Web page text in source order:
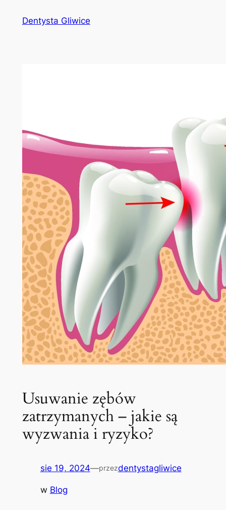
Dentysta Gliwice
Usuwanie zębów
zatrzymanych – jakie są
wyzwania i ryzyko?
sie 19, 2024—przezdentystagliwice
w Blog